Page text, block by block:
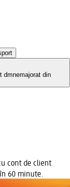
dmnemajorat din
cont de client
60 minute.